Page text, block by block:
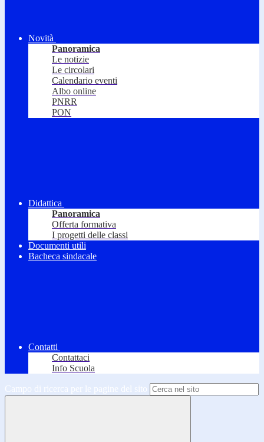
Novità
Panoramica
Le notizie
Le circolari
Calendario eventi
Albo online
PNRR
PON
Didattica
Panoramica
Offerta formativa
I progetti delle classi
Documenti utili
Bacheca sindacale
Contatti
Contattaci
Info Scuola
Campo di ricerca per le pagine del sito